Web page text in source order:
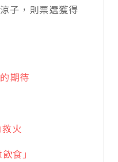
子，則票選獲得
期待
火
食」